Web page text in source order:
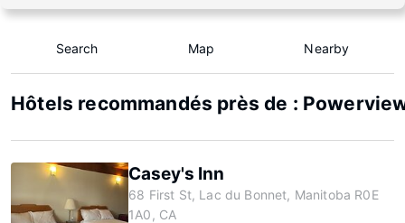
Search Map Nearby
Hôtels recommandés près de :
Casey's Inn
68 First St, Lac du Bonnet, Manitoba R0E
1A0, CA